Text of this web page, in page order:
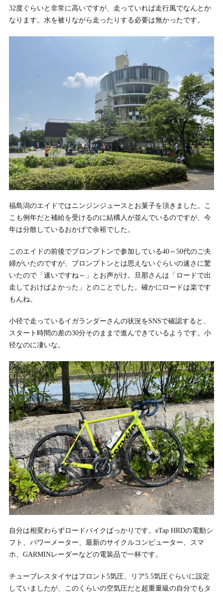
32度ぐらいと非常に高いですが、走っていれば走行風でなんとか
なります。水を被りながら走ったりする必要は無かったです。
福島潟のエイドではニンジンジュースとお菓子を頂きました。こ
こも例年だと補給を受けるのに結構人が並んでいるのですが、今
年は分散しているおかげで余裕でした。
このエイドの前後でブロンプトンで参加している40～50代のご夫
婦がいたのですが、ブロンプトンとは思えないぐらいの速さに驚
いたので「速いですね～」とお声がけ。旦那さんは「ロードで出
走しておけばよかった」とのことでした。確かにロードは楽です
もんね。
小径で走っているイガランダーさんの状況をSNSで確認すると、
スタート時間の差の30分そのままで進んできているようです。小
径なのに凄いな。
自分は相変わらずロードバイクばっかりです。eTap HRDの電動シ
フト、パワーメーター、最新のサイクルコンピューター、スマ
ホ、GARMINレーダーなどの電装品で一杯です。
チューブレスタイヤはフロント5気圧、リア5.5気圧ぐらいに設定
していましたが、このくらいの空気圧だと超重量級の自分でもタ